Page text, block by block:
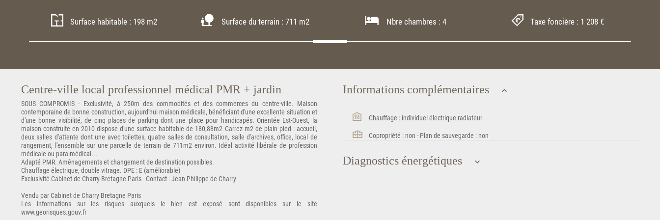
Surface habitable : 198 m2 Surface du terrain : 711 m2 Nbre chambres : 4 Taxe foncière : 1 208 €
Centre-ville local professionnel médical PMR + jardin
SOUS COMPROMIS - Exclusivité, à 250m des commodités et des commerces du centre-ville. Maison
contemporaine de bonne construction, aujourd'hui maison médicale, bénéficiant d'une excellente situation et
d'une bonne visibilité, de cinq places de parking dont une place pour handicapés. Orientée Est-Ouest, la
maison construite en 2010 dispose d'une surface habitable de 180,88m2 Carrez m2 de plain pied : accueil,
deux salles d'attente dont une avec toilettes, quatre salles de consultation, salle d'archives, office, local de
rangement, l'ensemble sur une parcelle de terrain de 711m2 environ. Idéal activité libérale de profession
médicale ou para-médical...
Adapté PMR. Aménagements et changement de destination possibles.
Chauffage électrique, double vitrage. DPE : E (améliorable)
Exclusivité Cabinet de Charry Bretagne Paris - Contact : Jean-Philippe de Charry
Vendu par Cabinet de Charry Bretagne Paris
Les informations sur les risques auxquels le bien est exposé sont disponibles sur le site
www.georisques.gouv.fr
Informations complémentaires
Chauffage : individuel électrique radiateur
Copropriété : non - Plan de sauvegarde : non
Diagnostics énergétiques